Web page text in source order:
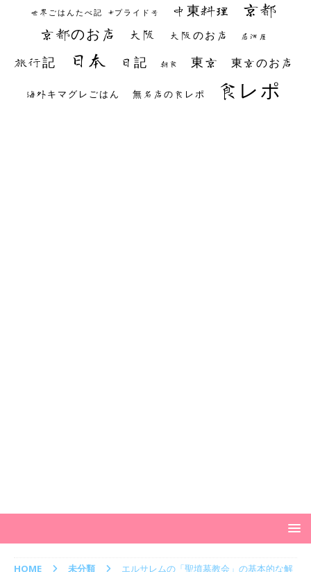
世界ごはんたべ記 #プライド号 中東料理 京都
京都のお店 大阪 大阪のお店 居酒屋
旅行記 日本 日記 朝食 東京 東京のお店
海外キマグレごはん 無名店の食レポ 食レポ
HOME 未分類
エルサレムの「聖墳墓教会」の基本的な解